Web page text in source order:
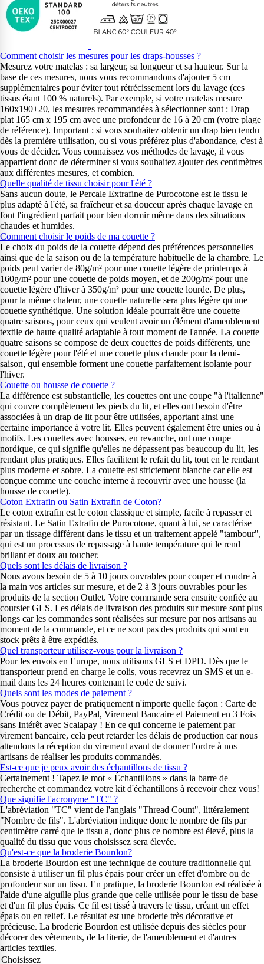
Comment choisir les mesures pour les draps-housses ?
Mesurez votre matelas : sa largeur, sa longueur et sa hauteur. Sur la
base de ces mesures, nous vous recommandons d'ajouter 5 cm
supplémentaires pour éviter tout rétrécissement lors du lavage (ces
tissus étant 100 % naturels). Par exemple, si votre matelas mesure
160x190+20, les mesures recommandées à sélectionner sont : Drap
plat 165 cm x 195 cm avec une profondeur de 16 à 20 cm (votre plage
de référence). Important : si vous souhaitez obtenir un drap bien tendu
dès la première utilisation, ou si vous préférez plus d'abondance, c'est à
vous de décider. Vous connaissez vos méthodes de lavage, il vous
appartient donc de déterminer si vous souhaitez ajouter des centimètres
aux différentes mesures, et combien.
Quelle qualité de tissu choisir pour l'été ?
Sans aucun doute, le Percale Extrafine de Purocotone est le tissu le
plus adapté à l'été, sa fraîcheur et sa douceur après chaque lavage en
font l'ingrédient parfait pour bien dormir même dans des situations
chaudes et humides.
Comment choisir le poids de ma couette ?
Le choix du poids de la couette dépend des préférences personnelles
ainsi que de la saison ou de la température habituelle de la chambre. Le
poids peut varier de 80g/m² pour une couette légère de printemps à
160g/m² pour une couette de poids moyen, et de 200g/m² pour une
couette légère d'hiver à 350g/m² pour une couette lourde. De plus,
pour la même chaleur, une couette naturelle sera plus légère qu'une
couette synthétique. Une solution idéale pourrait être une couette
quatre saisons, pour ceux qui veulent avoir un élément d'ameublement
textile de haute qualité adaptable à tout moment de l'année. La couette
quatre saisons se compose de deux couettes de poids différents, une
couette légère pour l'été et une couette plus chaude pour la demi-
saison, qui ensemble forment une couette parfaitement isolante pour
l'hiver.
Couette ou housse de couette ?
La différence est substantielle, les couettes ont une coupe "à l'italienne"
qui couvre complètement les pieds du lit, et elles ont besoin d'être
associées à un drap de lit pour être utilisées, apportant ainsi une
certaine importance à votre lit. Elles peuvent également être unies ou à
motifs. Les couettes avec housses, en revanche, ont une coupe
nordique, ce qui signifie qu'elles ne dépassent pas beaucoup du lit, les
rendant plus pratiques. Elles facilitent le refait du lit, tout en le rendant
plus moderne et sobre. La couette est strictement blanche car elle est
conçue comme une couche interne à recouvrir avec une housse (la
housse de couette).
Coton Extrafin ou Satin Extrafin de Coton?
Le coton extrafin est le coton classique et simple, facile à repasser et
résistant. Le Satin Extrafin de Purocotone, quant à lui, se caractérise
par un tissage différent dans le tissu et un traitement appelé "tambour",
qui est un processus de repassage à haute température qui le rend
brillant et doux au toucher.
Quels sont les délais de livraison ?
Nous avons besoin de 5 à 10 jours ouvrables pour couper et coudre à
la main vos articles sur mesure, et de 2 à 3 jours ouvrables pour les
produits de la section Outlet. Votre commande sera ensuite confiée au
coursier GLS. Les délais de livraison des produits sur mesure sont plus
longs car les commandes sont réalisées sur mesure par nos artisans au
moment de la commande, et ce ne sont pas des produits qui sont en
stock prêts à être expédiés.
Quel transporteur utilisez-vous pour la livraison ?
Pour les envois en Europe, nous utilisons GLS et DPD. Dès que le
transporteur prend en charge le colis, vous recevrez un SMS et un e-
mail dans les 24 heures contenant le code de suivi.
Quels sont les modes de paiement ?
Vous pouvez payer de pratiquement n'importe quelle façon : Carte de
Crédit ou de Débit, PayPal, Virement Bancaire et Paiement en 3 Fois
sans Intérêt avec Scalapay ! En ce qui concerne le paiement par
virement bancaire, cela peut retarder les délais de production car nous
attendons la réception du virement avant de donner l'ordre à nos
artisans de réaliser les produits commandés.
Est-ce que je peux avoir des échantillons de tissu ?
Certainement ! Tapez le mot « Échantillons » dans la barre de
recherche et commandez votre kit d'échantillons à recevoir chez vous!
Que signifie l'acronyme "TC" ?
L'abréviation "TC" vient de l'anglais "Thread Count", littéralement
"Nombre de fils". L'abréviation indique donc le nombre de fils par
centimètre carré que le tissu a, donc plus ce nombre est élevé, plus la
qualité du tissu que vous choisissez sera élevée.
Qu'est-ce que la broderie Bourdon?
La broderie Bourdon est une technique de couture traditionnelle qui
consiste à utiliser un fil plus épais pour créer un effet d'ombre ou de
profondeur sur un tissu. En pratique, la broderie Bourdon est réalisée à
l'aide d'une aiguille plus grande que celle utilisée pour le tissu de base
et d'un fil plus épais. Ce fil est tissé à travers le tissu, créant un effet
épais ou en relief. Le résultat est une broderie très décorative et
précieuse. La broderie Bourdon est utilisée depuis des siècles pour
décorer des vêtements, de la literie, de l'ameublement et d'autres
articles textiles.
Choisissez